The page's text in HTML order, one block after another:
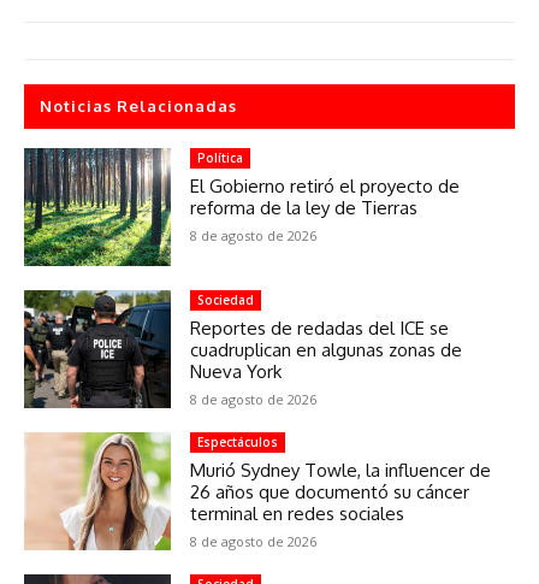
Noticias Relacionadas
Política
El Gobierno retiró el proyecto de
reforma de la ley de Tierras
8 de agosto de 2026
Sociedad
Reportes de redadas del ICE se
cuadruplican en algunas zonas de
Nueva York
8 de agosto de 2026
Espectáculos
Murió Sydney Towle, la influencer de
26 años que documentó su cáncer
terminal en redes sociales
8 de agosto de 2026